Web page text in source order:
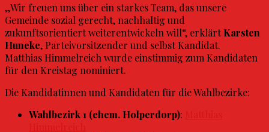
„Wir freuen uns über ein starkes Team, das unsere
Gemeinde sozial gerecht, nachhaltig und
zukunftsorientiert weiterentwickeln will“, erklärtKarsten
Huneke, Parteivorsitzender und selbst Kandidat.
Matthias Himmelreich wurde einstimmig zum Kandidaten
für den Kreistag nominiert.
Die Kandidatinnen und Kandidaten für die Wahlbezirke:
Wahlbezirk 1 (ehem. Holperdorp):